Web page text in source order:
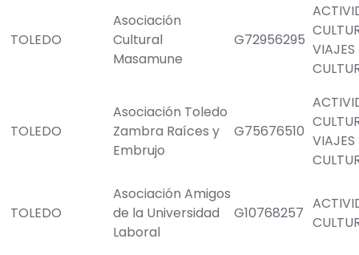
TOLEDO
Asociación
Cultural
Masamune
G72956295
VIAJES
TOLEDO
Asociación Toledo
Zambra Raíces y
Embrujo
G75676510
VIAJES
TOLEDO
Asociación Amigos
de la Universidad
Laboral
G10768257